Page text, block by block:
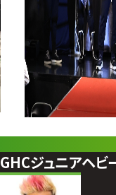
GHCジュニアヘ